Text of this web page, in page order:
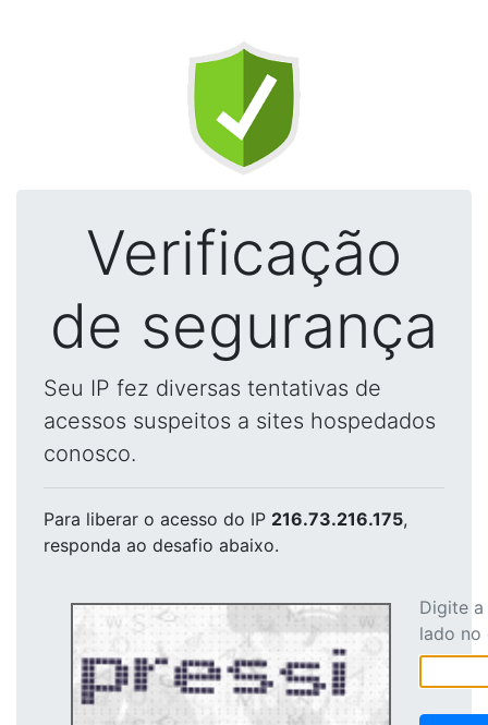
Verificação
de segurança
Seu IP fez diversas tentativas de
acessos suspeitos a sites hospedados
conosco.
Para liberar o acesso do IP 216.73.216.175,
responda ao desafio abaixo.
Digite
lado no